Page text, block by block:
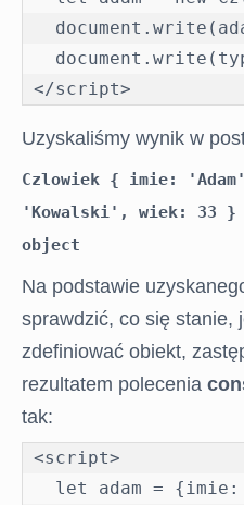
</script>
Uzyskaliśmy wynik w
Czlowiek { imie:
'Kowalski', wiek: 33 }
object
Na podstawie
sprawdzić, co się stanie,
zdefiniować obiekt,
rezultatem polecenia
tak:
<script>